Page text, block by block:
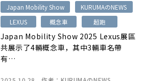
Japan Mobility Show
KURUMAのNEWS
LEXUS
概念車 超跑
Japan Mobility Show 2025 Lexus展區
共展示了4輛概念車，其中3輛車名帶
有…